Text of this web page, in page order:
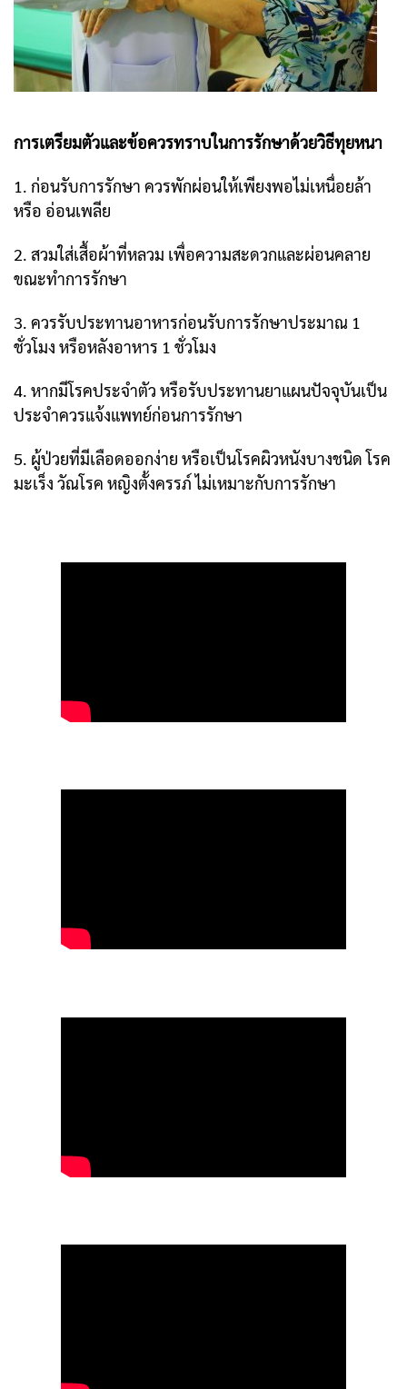
การเตรียมตัวและข้อควรทราบในการรักษาด้วยวิธีทุยหนา
1. ก่อนรับการรักษา ควรพักผ่อนให้เพียงพอไม่เหนื่อยล้า
หรือ อ่อนเพลีย
2. สวมใส่เสื้อผ้าที่หลวม เพื่อความสะดวกและผ่อนคลาย
ขณะทำการรักษา
3. ควรรับประทานอาหารก่อนรับการรักษาประมาณ 1
ชั่วโมง หรือหลังอาหาร 1 ชั่วโมง
4. หากมีโรคประจำตัว หรือรับประทานยาแผนปัจจุบันเป็น
ประจำควรแจ้งแพทย์ก่อนการรักษา
5. ผู้ป่วยที่มีเลือดออกง่าย หรือเป็นโรคผิวหนังบางชนิด โรค
มะเร็ง วัณโรค หญิงตั้งครรภ์ ไม่เหมาะกับการรักษา